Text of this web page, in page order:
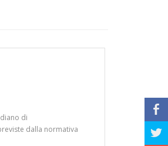
di
dalla normativa
b
a